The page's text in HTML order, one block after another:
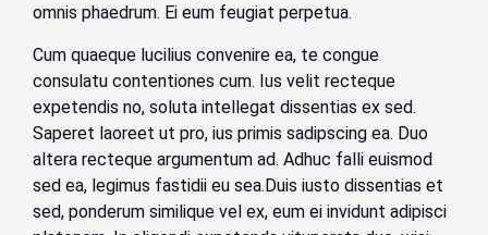
omnis phaedrum. Ei eum feugiat perpetua.
Cum quaeque lucilius convenire ea, te congue
consulatu contentiones cum. Ius velit recteque
expetendis no, soluta intellegat dissentias ex sed.
Saperet laoreet ut pro, ius primis sadipscing ea. Duo
altera recteque argumentum ad. Adhuc falli euismod
sed ea, legimus fastidii eu sea.Duis iusto dissentias et
sed, ponderum similique vel ex, eum ei invidunt adipisci